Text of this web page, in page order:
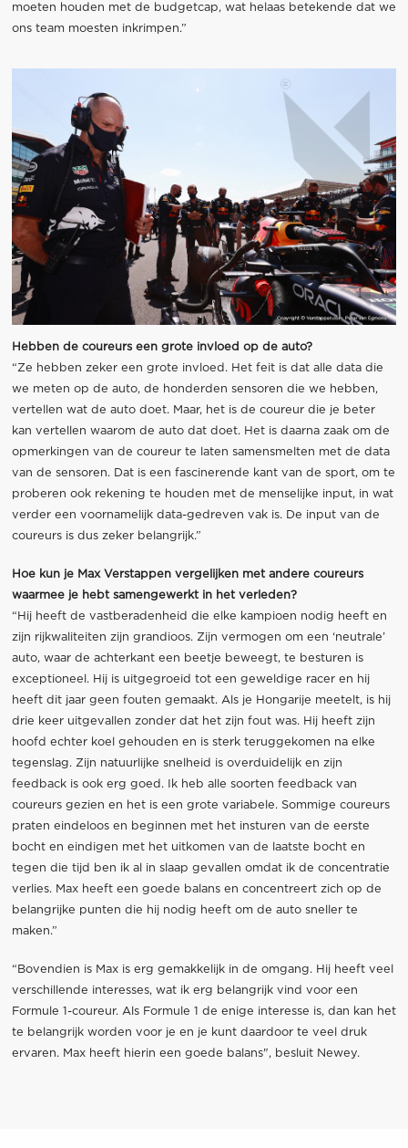
moeten houden met de budgetcap, wat helaas betekende dat we
ons team moesten inkrimpen.”
Hebben de coureurs een grote invloed op de auto?
“Ze hebben zeker een grote invloed. Het feit is dat alle data die
we meten op de auto, de honderden sensoren die we hebben,
vertellen wat de auto doet. Maar, het is de coureur die je beter
kan vertellen waarom de auto dat doet. Het is daarna zaak om de
opmerkingen van de coureur te laten samensmelten met de data
van de sensoren. Dat is een fascinerende kant van de sport, om te
proberen ook rekening te houden met de menselijke input, in wat
verder een voornamelijk data-gedreven vak is. De input van de
coureurs is dus zeker belangrijk.”
Hoe kun je Max Verstappen vergelijken met andere coureurs
waarmee je hebt samengewerkt in het verleden?
“Hij heeft de vastberadenheid die elke kampioen nodig heeft en
zijn rijkwaliteiten zijn grandioos. Zijn vermogen om een ‘neutrale’
auto, waar de achterkant een beetje beweegt, te besturen is
exceptioneel. Hij is uitgegroeid tot een geweldige racer en hij
heeft dit jaar geen fouten gemaakt. Als je Hongarije meetelt, is hij
drie keer uitgevallen zonder dat het zijn fout was. Hij heeft zijn
hoofd echter koel gehouden en is sterk teruggekomen na elke
tegenslag. Zijn natuurlijke snelheid is overduidelijk en zijn
feedback is ook erg goed. Ik heb alle soorten feedback van
coureurs gezien en het is een grote variabele. Sommige coureurs
praten eindeloos en beginnen met het insturen van de eerste
bocht en eindigen met het uitkomen van de laatste bocht en
tegen die tijd ben ik al in slaap gevallen omdat ik de concentratie
verlies. Max heeft een goede balans en concentreert zich op de
belangrijke punten die hij nodig heeft om de auto sneller te
maken.”
“Bovendien is Max is erg gemakkelijk in de omgang. Hij heeft veel
verschillende interesses, wat ik erg belangrijk vind voor een
Formule 1-coureur. Als Formule 1 de enige interesse is, dan kan het
te belangrijk worden voor je en je kunt daardoor te veel druk
ervaren. Max heeft hierin een goede balans", besluit Newey.